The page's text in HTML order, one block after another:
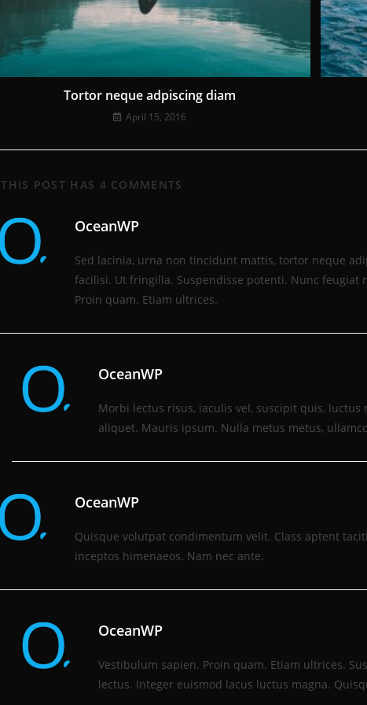
Tortor neque adpiscing diam
April 15, 2016
THIS POST HAS 4 COMMENTS
OceanWP
Sed lacinia, urna non tincidunt mattis, tortor neque
facilisi. Ut fringilla. Suspendisse potenti. Nunc
Proin quam. Etiam ultrices.
OceanWP
Morbi lectus risus, iaculis vel, suscipit quis,
aliquet. Mauris ipsum. Nulla metus metus,
OceanWP
Quisque volutpat condimentum velit. Class aptent
inceptos himenaeos. Nam nec ante.
OceanWP
Vestibulum sapien. Proin quam. Etiam ultrices.
lectus. Integer euismod lacus luctus magna.